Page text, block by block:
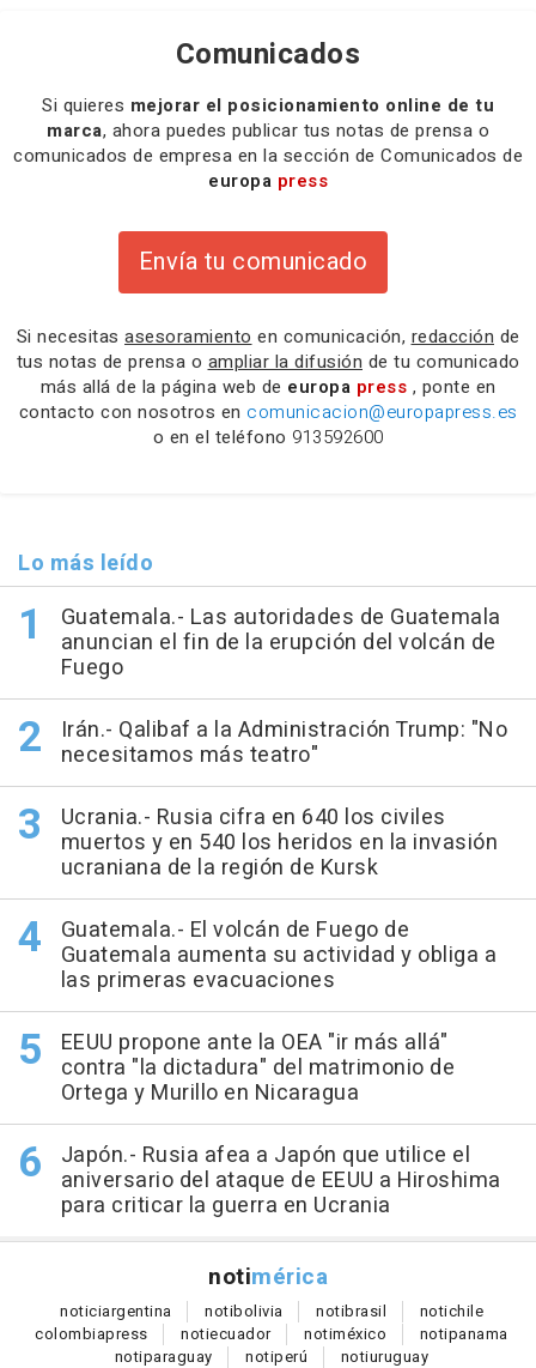
Comunicados
Si quieres mejorar el posicionamiento online de tu
marca, ahora puedes publicar tus notas de prensa o
comunicados de empresa en la sección de Comunicados de
europa press
Envía tu comunicado
Si necesitas asesoramiento en comunicación, redacción de
tus notas de prensa o ampliar la difusión de tu comunicado
más allá de la página web de europa press , ponte en
contacto con nosotros en comunicacion@europapress.es
o en el teléfono 913592600
Lo más leído
Guatemala.- Las autoridades de Guatemala
anuncian el fin de la erupción del volcán de
Fuego
Irán.- Qalibaf a la Administración Trump: "No
necesitamos más teatro"
Ucrania.- Rusia cifra en 640 los civiles
muertos y en 540 los heridos en la invasión
ucraniana de la región de Kursk
Guatemala.- El volcán de Fuego de
Guatemala aumenta su actividad y obliga a
las primeras evacuaciones
EEUU propone ante la OEA "ir más allá"
contra "la dictadura" del matrimonio de
Ortega y Murillo en Nicaragua
Japón.- Rusia afea a Japón que utilice el
aniversario del ataque de EEUU a Hiroshima
para criticar la guerra en Ucrania
notimérica
noticiargentina notibolivia notibrasil notichile
colombiapress notiecuador notiméxico notipanama
notiparaguay notiperú notiuruguay